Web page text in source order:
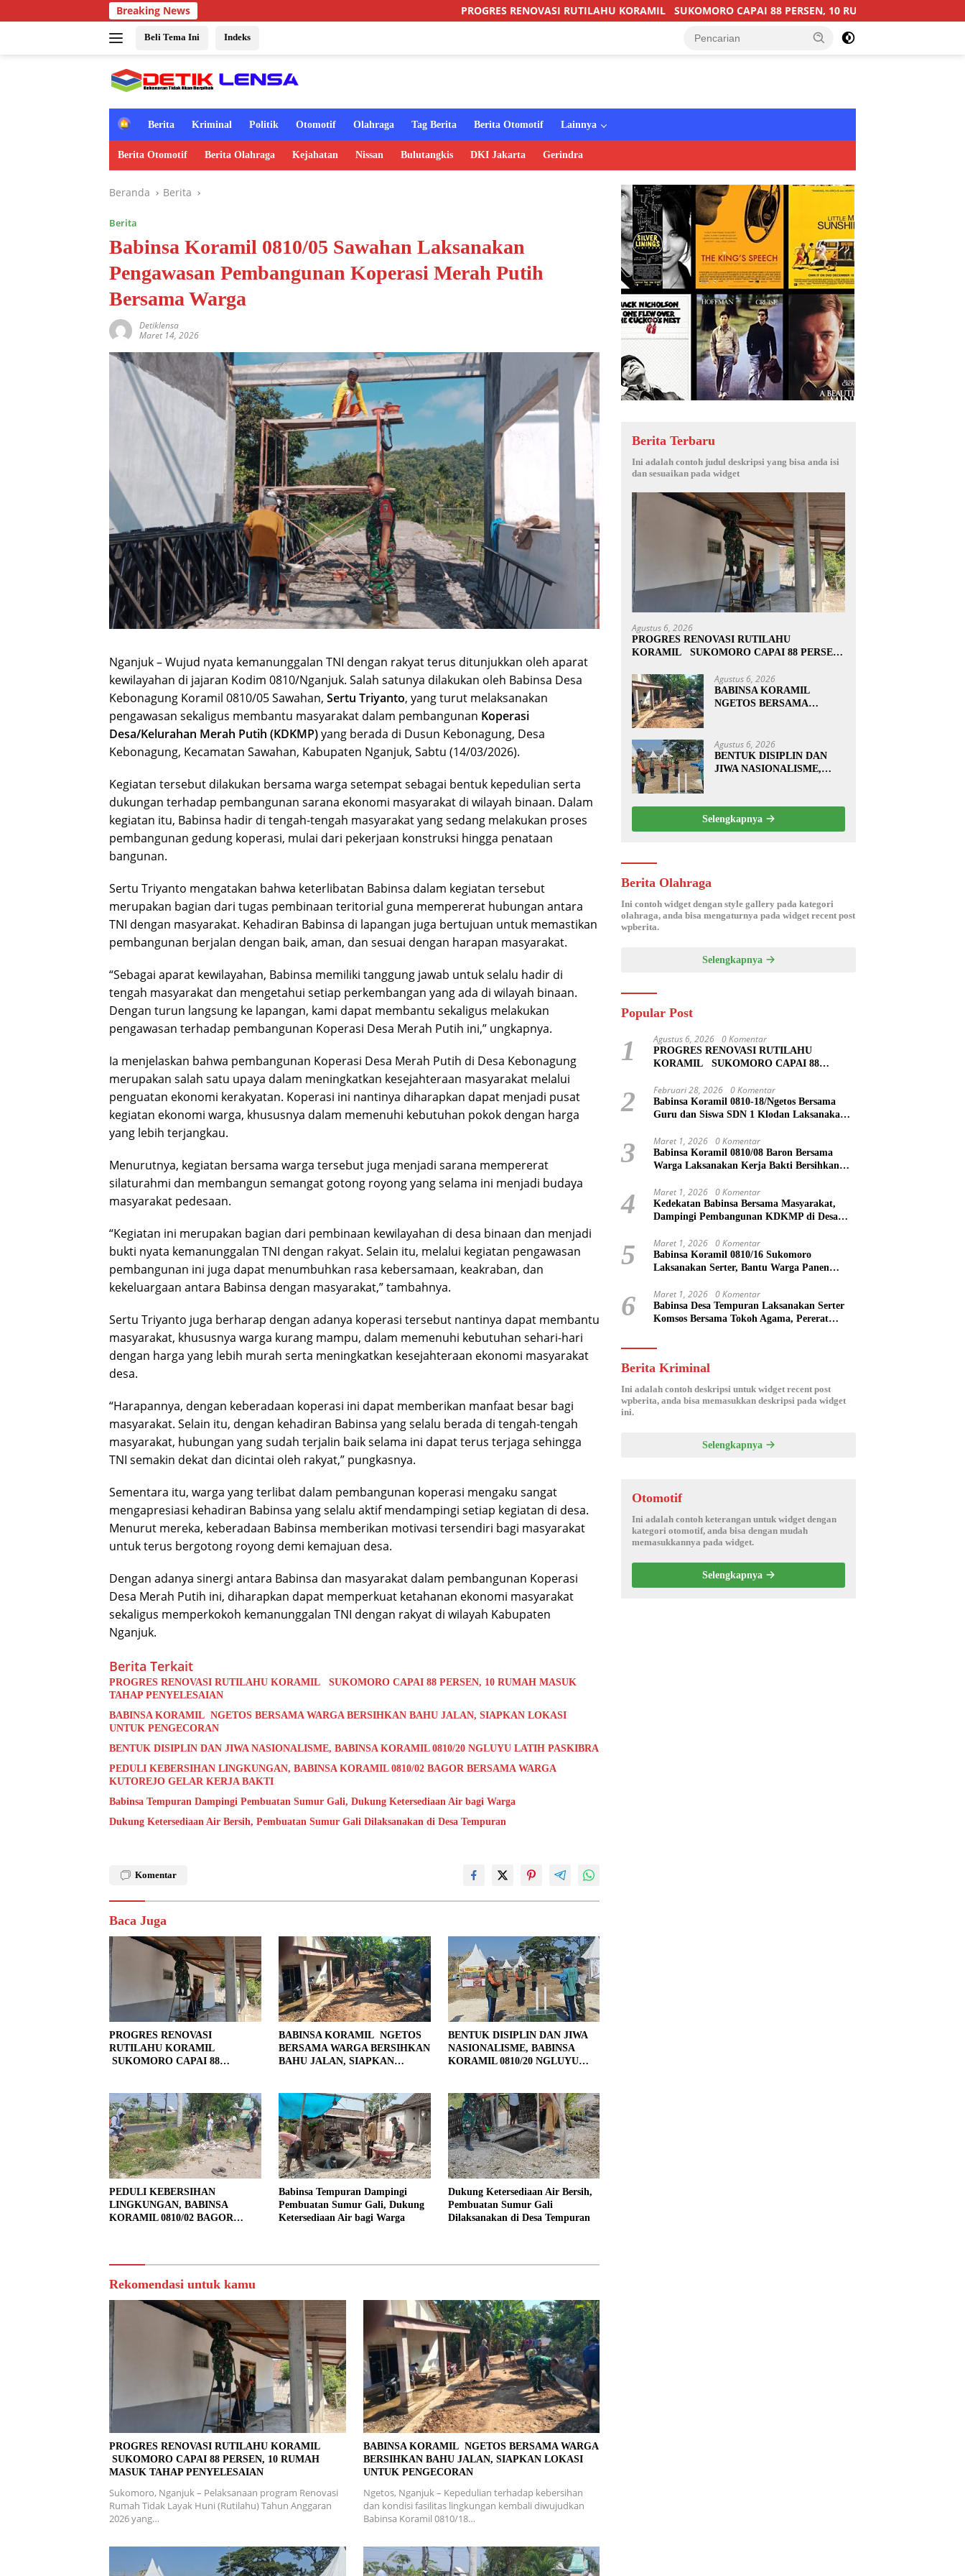
ke
Breaking News PROGRES RENOVASI RUTILAHU KORAMIL SUKOMORO CAPAI 88 PERSEN, 10 RUMAH MASUK TAHAP PENYELESAIAN
Beli Tema Ini Indeks
H
m
e
Berita Kriminal Politik Otomotif Olahraga Tag Berita Berita Otomotif Lainnya
Berita Otomotif Berita Olahraga Kejahatan Nissan Bulutangkis DKI Jakarta Gerindra
Beranda Berita
Berita
Babinsa Koramil 0810/05 Sawahan Laksanakan
Pengawasan Pembangunan Koperasi Merah Putih
Bersama Warga
Detiklensa
Maret 14, 2026
Nganjuk – Wujud nyata kemanunggalan TNI dengan rakyat terus ditunjukkan oleh aparat
kewilayahan di jajaran Kodim 0810/Nganjuk. Salah satunya dilakukan oleh Babinsa Desa
Kebonagung Koramil 0810/05 Sawahan, Sertu Triyanto, yang turut melaksanakan
pengawasan sekaligus membantu masyarakat dalam pembangunan Koperasi
Desa/Kelurahan Merah Putih (KDKMP)yang berada di Dusun Kebonagung, Desa
Kebonagung, Kecamatan Sawahan, Kabupaten Nganjuk, Sabtu (14/03/2026).
Kegiatan tersebut dilakukan bersama warga setempat sebagai bentuk kepedulian serta
dukungan terhadap pembangunan sarana ekonomi masyarakat di wilayah binaan. Dalam
kegiatan itu, Babinsa hadir di tengah-tengah masyarakat yang sedang melakukan proses
pembangunan gedung koperasi, mulai dari pekerjaan konstruksi hingga penataan
bangunan.
Sertu Triyanto mengatakan bahwa keterlibatan Babinsa dalam kegiatan tersebut
merupakan bagian dari tugas pembinaan teritorial guna mempererat hubungan antara
TNI dengan masyarakat. Kehadiran Babinsa di lapangan juga bertujuan untuk memastikan
pembangunan berjalan dengan baik, aman, dan sesuai dengan harapan masyarakat.
“Sebagai aparat kewilayahan, Babinsa memiliki tanggung jawab untuk selalu hadir di
tengah masyarakat dan mengetahui setiap perkembangan yang ada di wilayah binaan.
Dengan turun langsung ke lapangan, kami dapat membantu sekaligus melakukan
pengawasan terhadap pembangunan Koperasi Desa Merah Putih ini,” ungkapnya.
Ia menjelaskan bahwa pembangunan Koperasi Desa Merah Putih di Desa Kebonagung
merupakan salah satu upaya dalam meningkatkan kesejahteraan masyarakat melalui
penguatan ekonomi kerakyatan. Koperasi ini nantinya diharapkan dapat menjadi pusat
kegiatan ekonomi warga, khususnya dalam memenuhi kebutuhan pokok dengan harga
yang lebih terjangkau.
Menurutnya, kegiatan bersama warga tersebut juga menjadi sarana mempererat
silaturahmi dan membangun semangat gotong royong yang selama ini menjadi budaya
masyarakat pedesaan.
“Kegiatan ini merupakan bagian dari pembinaan kewilayahan di desa binaan dan menjadi
bukti nyata kemanunggalan TNI dengan rakyat. Selain itu, melalui kegiatan pengawasan
pembangunan ini juga dapat menumbuhkan rasa kebersamaan, keakraban, dan
kekeluargaan antara Babinsa dengan masyarakat,” tambahnya.
Sertu Triyanto juga berharap dengan adanya koperasi tersebut nantinya dapat membantu
masyarakat, khususnya warga kurang mampu, dalam memenuhi kebutuhan sehari-hari
dengan harga yang lebih murah serta meningkatkan kesejahteraan ekonomi masyarakat
desa.
“Harapannya, dengan keberadaan koperasi ini dapat memberikan manfaat besar bagi
masyarakat. Selain itu, dengan kehadiran Babinsa yang selalu berada di tengah-tengah
masyarakat, hubungan yang sudah terjalin baik selama ini dapat terus terjaga sehingga
TNI semakin dekat dan dicintai oleh rakyat,” pungkasnya.
Sementara itu, warga yang terlibat dalam pembangunan koperasi mengaku sangat
mengapresiasi kehadiran Babinsa yang selalu aktif mendampingi setiap kegiatan di desa.
Menurut mereka, keberadaan Babinsa memberikan motivasi tersendiri bagi masyarakat
untuk terus bergotong royong demi kemajuan desa.
Dengan adanya sinergi antara Babinsa dan masyarakat dalam pembangunan Koperasi
Desa Merah Putih ini, diharapkan dapat memperkuat ketahanan ekonomi masyarakat
sekaligus memperkokoh kemanunggalan TNI dengan rakyat di wilayah Kabupaten
Nganjuk.
Berita Terkait
PROGRES RENOVASI RUTILAHU KORAMIL SUKOMORO CAPAI 88 PERSEN, 10 RUMAH MASUK
TAHAP PENYELESAIAN
BABINSA KORAMIL NGETOS BERSAMA WARGA BERSIHKAN BAHU JALAN, SIAPKAN LOKASI
UNTUK PENGECORAN
BENTUK DISIPLIN DAN JIWA NASIONALISME, BABINSA KORAMIL 0810/20 NGLUYU LATIH PASKIBRA
PEDULI KEBERSIHAN LINGKUNGAN, BABINSA KORAMIL 0810/02 BAGOR BERSAMA WARGA
KUTOREJO GELAR KERJA BAKTI
Babinsa Tempuran Dampingi Pembuatan Sumur Gali, Dukung Ketersediaan Air bagi Warga
Dukung Ketersediaan Air Bersih, Pembuatan Sumur Gali Dilaksanakan di Desa Tempuran
Komentar
Baca Juga
PROGRES RENOVASI
RUTILAHU KORAMIL
SUKOMORO CAPAI 88
BABINSA KORAMIL NGETOS
BERSAMA WARGA BERSIHKAN
BAHU JALAN, SIAPKAN
BENTUK DISIPLIN DAN JIWA
NASIONALISME, BABINSA
KORAMIL 0810/20 NGLUYU
PEDULI KEBERSIHAN
LINGKUNGAN, BABINSA
KORAMIL 0810/02 BAGOR
Babinsa Tempuran Dampingi
Pembuatan Sumur Gali, Dukung
Ketersediaan Air bagi Warga
Dukung Ketersediaan Air Bersih,
Pembuatan Sumur Gali
Dilaksanakan di Desa Tempuran
Rekomendasi untuk kamu
PROGRES RENOVASI RUTILAHU KORAMIL
SUKOMORO CAPAI 88 PERSEN, 10 RUMAH
MASUK TAHAP PENYELESAIAN
Sukomoro, Nganjuk – Pelaksanaan program Renovasi
Rumah Tidak Layak Huni (Rutilahu) Tahun Anggaran
2026 yang…
BABINSA KORAMIL NGETOS BERSAMA WARGA
BERSIHKAN BAHU JALAN, SIAPKAN LOKASI
UNTUK PENGECORAN
Ngetos, Nganjuk – Kepedulian terhadap kebersihan
dan kondisi fasilitas lingkungan kembali diwujudkan
Babinsa Koramil 0810/18…
Berita Terbaru
Ini adalah contoh judul deskripsi yang bisa anda isi
dan sesuaikan pada widget
Agustus 6, 2026
PROGRES RENOVASI RUTILAHU
KORAMIL SUKOMORO CAPAI 88 PERSEN,
Agustus 6, 2026
BABINSA KORAMIL
NGETOS BERSAMA
LOKASI UNTUK
PENGECORAN
Agustus 6, 2026
BENTUK DISIPLIN DAN
JIWA NASIONALISME,
PASKIBRA
Selengkapnya
Berita Olahraga
Ini contoh widget dengan style gallery pada kategori
olahraga, anda bisa mengaturnya pada widget recent post
wpberita.
Selengkapnya
Popular Post
1 Agustus 6, 2026 0 Komentar
PROGRES RENOVASI RUTILAHU
KORAMIL SUKOMORO CAPAI 88
PENYELESAIAN
2 Februari 28, 2026 0 Komentar
Babinsa Koramil 0810-18/Ngetos Bersama
Guru dan Siswa SDN 1 Klodan Laksanakan
Polusi Udara
3 Maret 1, 2026 0 Komentar
Babinsa Koramil 0810/08 Baron Bersama
Warga Laksanakan Kerja Bakti Bersihkan
4 Maret 1, 2026 0 Komentar
Kedekatan Babinsa Bersama Masyarakat,
Dampingi Pembangunan KDKMP di Desa
5 Maret 1, 2026 0 Komentar
Babinsa Koramil 0810/16 Sukomoro
Laksanakan Serter, Bantu Warga Panen
6 Maret 1, 2026 0 Komentar
Babinsa Desa Tempuran Laksanakan Serter
Komsos Bersama Tokoh Agama, Pererat
Berita Kriminal
Ini adalah contoh deskripsi untuk widget recent post
wpberita, anda bisa memasukkan deskripsi pada widget
ini.
Selengkapnya
Otomotif
Ini adalah contoh keterangan untuk widget dengan
kategori otomotif, anda bisa dengan mudah
memasukkannya pada widget.
Selengkapnya